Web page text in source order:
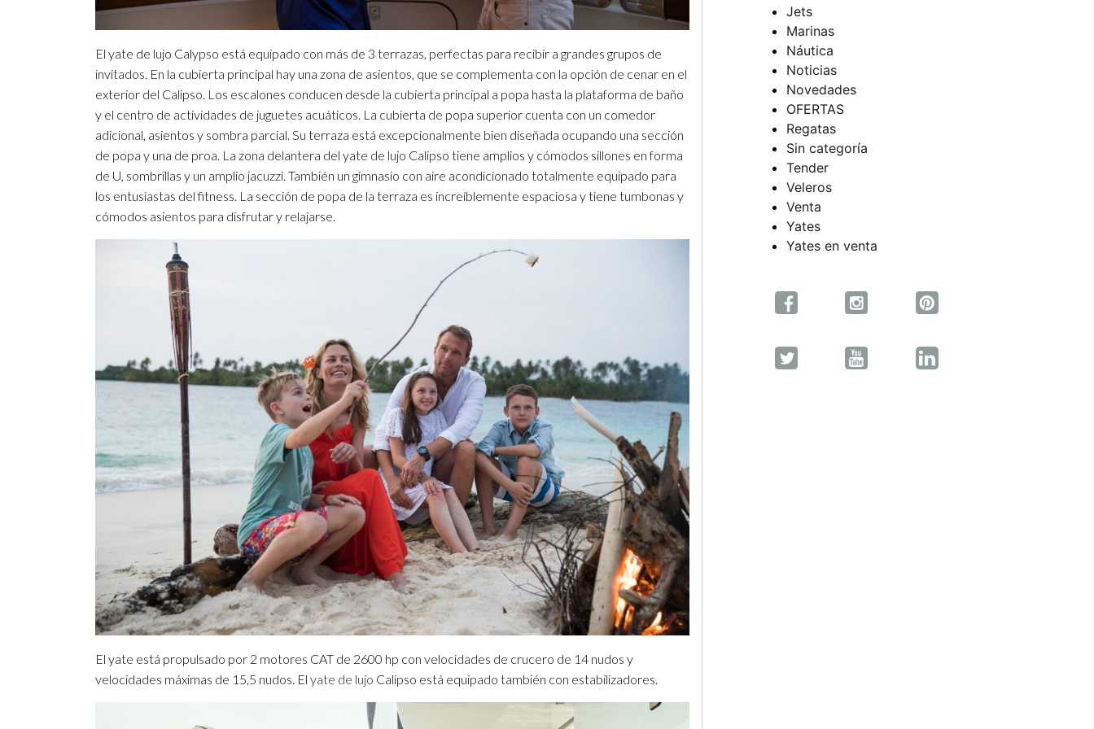
El yate de lujo Calypso está equipado con más de 3 terrazas, perfectas para recibir a grandes grupos de
invitados. En la cubierta principal hay una zona de asientos, que se complementa con la opción de cenar en el
exterior del Calipso. Los escalones conducen desde la cubierta principal a popa hasta la plataforma de baño
y el centro de actividades de juguetes acuáticos. La cubierta de popa superior cuenta con un comedor
adicional, asientos y sombra parcial. Su terraza está excepcionalmente bien diseñada ocupando una sección
de popa y una de proa. La zona delantera del yate de lujo Calipso tiene amplios y cómodos sillones en forma
de U, sombrillas y un amplio jacuzzi. También un gimnasio con aire acondicionado totalmente equipado para
los entusiastas del fitness. La sección de popa de la terraza es increíblemente espaciosa y tiene tumbonas y
cómodos asientos para disfrutar y relajarse.
El yate está propulsado por 2 motores CAT de 2600 hp con velocidades de crucero de 14 nudos y
velocidades máximas de 15,5 nudos. El yate de lujo Calipso está equipado también con estabilizadores.
Jets
Marinas
Náutica
Noticias
Novedades
OFERTAS
Regatas
Sin categoría
Tender
Veleros
Venta
Yates
Yates en venta